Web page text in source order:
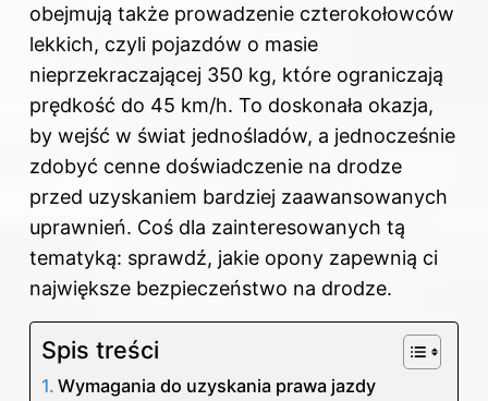
obejmują także prowadzenie czterokołowców
lekkich, czyli pojazdów o masie
nieprzekraczającej 350 kg, które ograniczają
prędkość do 45 km/h. To doskonała okazja,
by wejść w świat jednośladów, a jednocześnie
zdobyć cenne doświadczenie na drodze
przed uzyskaniem bardziej zaawansowanych
uprawnień. Coś dla zainteresowanych tą
tematyką: sprawdź, jakie opony zapewnią ci
największe bezpieczeństwo na drodze.
Spis treści
Wymagania do uzyskania prawa jazdy